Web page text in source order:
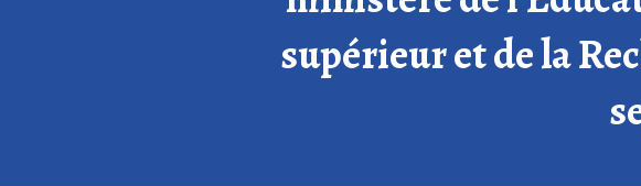
supérieur et de la